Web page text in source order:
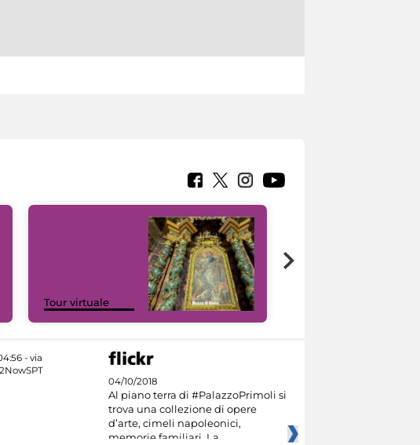
Tour virtuale
04/10/2018
Al piano terra di #PalazzoPrimoli si
trova una collezione di opere
d’arte, cimeli napoleonici,
memorie familiari. La